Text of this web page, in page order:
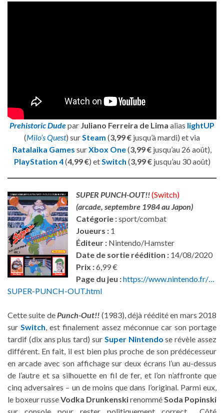
Prehistoric Dudepar Juliano Ferreira de Lima alias lightUP
(Milo’s Quest) surSteam (3,99 € jusqu’à mardi) et via
Ratalaika Games surXbox One(3,99 € jusqu’au 26 août),
PlayStation 4(4,99 €) etSwitch (3,99 €jusqu’au 30 août)
SUPER PUNCH-OUT!!(Switch)
(arcade, septembre 1984 au Japon)
Catégorie :sport/combat
Joueurs : 1
Éditeur : Nintendo/Hamster
Date de sortie réédition : 14/08/2020
Prix :6,99 €
Page du jeu :https://www.nintendo.fr/…
SUPER-PUNCH-OUT.html
Cette suite dePunch-Out!! (1983), déjà réédité en mars 2018
surSwitch, est finalement assez méconnue car son portage
tardif (dix ans plus tard) sur Super Nintendo se révèle assez
différent. En fait, il est bien plus proche de son prédécesseur
en arcade avec son affichage sur deux écrans l’un au-dessus
de l’autre et sa silhouette en fil de fer, et l’on n’affronte que
cinq adversaires – un de moins que dans l’original. Parmi eux,
le boxeur russeVodka DrunkenskirenomméSoda Popinski